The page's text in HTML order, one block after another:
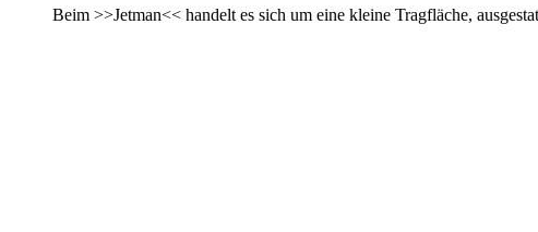
Beim >>Jetman<< handelt es sich um eine kleine Tragfläche,